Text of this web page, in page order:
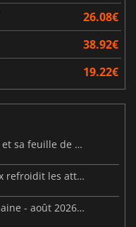
26.08€
38.92€
19.22€
MARVEL Tōkon dévoile ses débuts et sa feuille de route
Steam Frame : une fuite sur le prix refroidit les attentes VR
Sorties de jeux vidéo de cette semaine - août 2026 (semaine 32)